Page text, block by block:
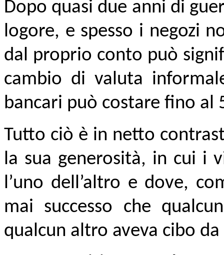
Dopo quasi due anni di
logore, e spesso i negozi
dal proprio conto può
cambio di valuta
bancari può costare fino al
Tutto ciò è in netto
la sua generosità, in cui i
l’uno dell’altro e dove,
mai successo che
qualcun altro aveva cibo